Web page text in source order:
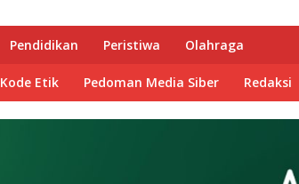
Pendidikan Peristiwa Olahraga
Kode Etik Pedoman Media Siber Redaksi